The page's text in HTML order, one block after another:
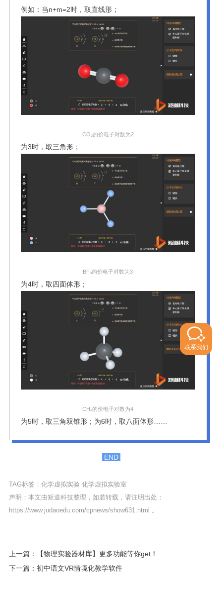
例如：当n+m=2时，取直线形；
CO₂的价电子对数为2
为3时，取三角形；
BF₃的价电子对数为3
为4时，取四面体形；
CH₄的价电子对数为4
为5时，取三角双锥形；为6时，取八面体形……
END
TAG标签： 化学虚拟实验 化学虚拟实验室
声明：本文由矩道科技整理，如若转载，请注明出处：
https://www.judaoedu.com/cpnews/show631.html 。
上一篇：【物理实验器材库】更多功能等你get！
下一篇：初中语文VR情境化教学软件
联系我们